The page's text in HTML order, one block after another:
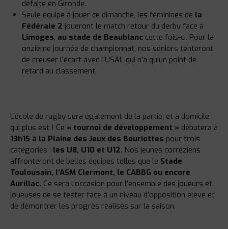
défaite en Gironde.
Seule équipe à jouer ce dimanche, les féminines de la
Fédérale 2 joueront le match retour du derby face à
Limoges, au stade de Beaublanccette fois-ci. Pour la
onzième journée de championnat, nos séniors tenteront
de creuser l’écart avec l’USAL qui n’a qu’un point de
retard au classement.
L’école de rugby sera également de la partie, et à domicile
qui plus est ! Ce « tournoi de développement » débutera à
13h15 à la Plaine des Jeux des Bouriottes pour trois
catégories : les U8, U10 et U12. Nos jeunes corréziens
affronteront de belles équipes telles que le Stade
Toulousain, l’ASM Clermont, le CABBG ou encore
Aurillac. Ce sera l’occasion pour l’ensemble des joueurs et
joueuses de se tester face à un niveau d’opposition élevé et
de démontrer les progrès réalisés sur la saison.